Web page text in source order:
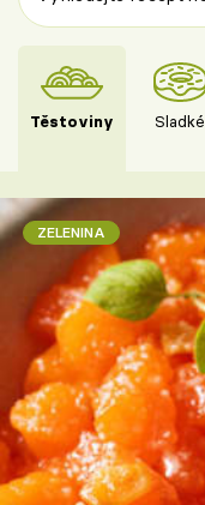
Těstoviny Sladké
ZELENINA